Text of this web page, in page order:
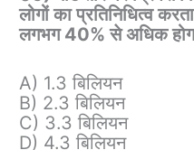
लोगों का प्रतिनिधित्व
लगभग 40% से अधिक
A) 1.3 बिलियन
B) 2.3 बिलियन
C) 3.3 बिलियन
D) 4.3 बिलियन